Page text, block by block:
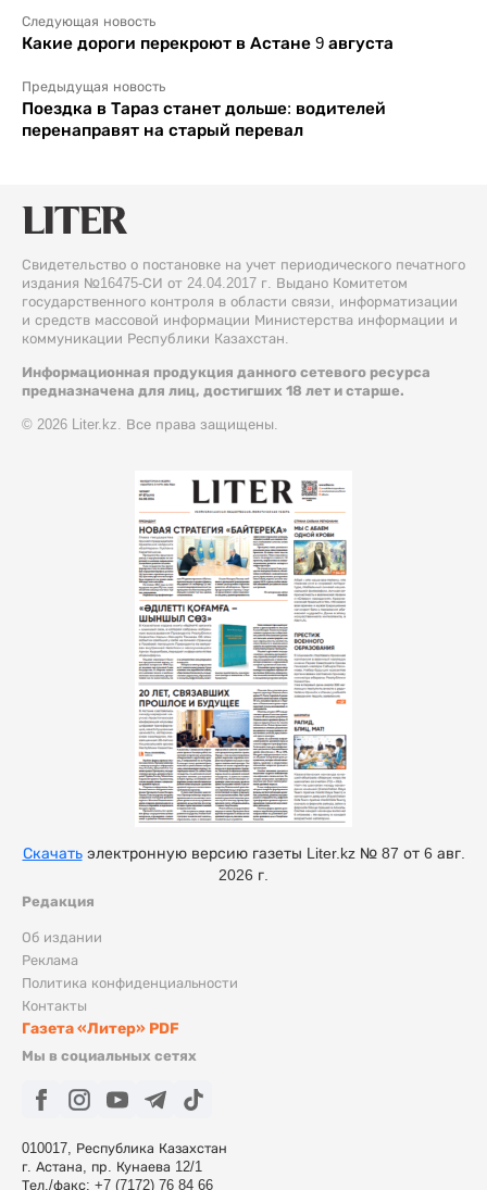
Следующая новость
Какие дороги перекроют в Астане 9 августа
Предыдущая новость
Поездка в Тараз станет дольше: водителей
перенаправят на старый перевал
Свидетельство о постановке на учет периодического печатного
издания №16475-СИ от 24.04.2017 г. Выдано Комитетом
государственного контроля в области связи, информатизации
и средств массовой информации Министерства информации и
коммуникации Республики Казахстан.
Информационная продукция данного сетевого ресурса
предназначена для лиц, достигших 18 лет и старше.
© 2026 Liter.kz. Все права защищены.
Редакция
Об издании
Реклама
Политика конфиденциальности
Контакты
Газета «Литер» PDF
Мы в социальных сетях
010017, Республика Казахстан
г. Астана, пр. Кунаева 12/1
Тел./факс: +7 (7172) 76 84 66
Скачатьэлектронную версию газеты Liter.kz № 87 от 6 авг.
2026 г.